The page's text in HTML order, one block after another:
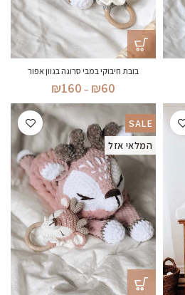
בובת חיבוקי במבי סרוגה בגוון אפור
₪60
–
₪160
עד
SALE
המלאי אזל